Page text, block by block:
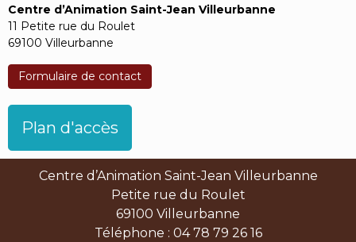
Centre d’Animation Saint-Jean Villeurbanne
11 Petite rue du Roulet
69100 Villeurbanne
Formulaire de contact
Plan d'accès
Centre d’Animation Saint-Jean Villeurbanne
Petite rue du Roulet
69100 Villeurbanne
Téléphone : 04 78 79 26 16